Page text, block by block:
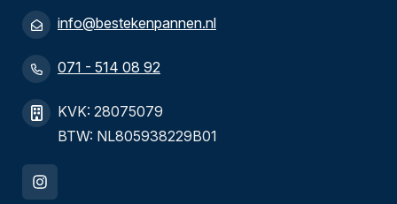
info@bestekenpannen.nl
071 - 514 08 92
KVK: 28075079
BTW: NL805938229B01